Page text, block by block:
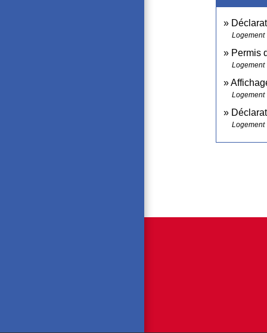
Logement
Permis
Logement
Logement
Logement